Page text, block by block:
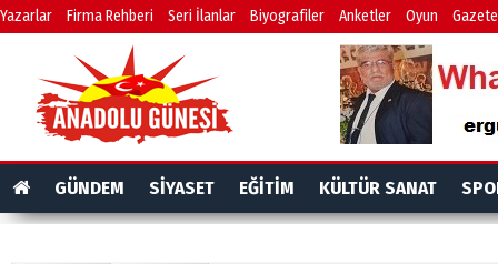
Yazarlar Firma Rehberi Seri İlanlar Biyografiler Anketler Oyun
GÜNDEM SİYASET EĞİTİM KÜLTÜR SANAT